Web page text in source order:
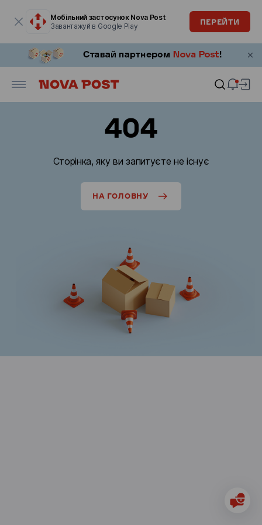
Мобільний застосунок Nova Post
Завантажуй в Google Play
ПЕРЕЙТИ
404
Сторінка, яку ви запитуєте не існує
НА ГОЛОВНУ